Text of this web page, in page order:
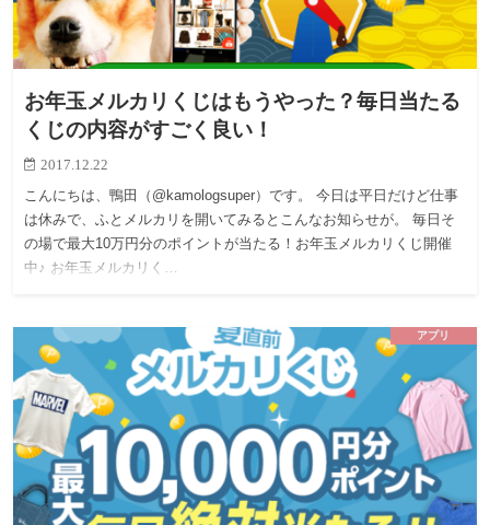
お年玉メルカリくじはもうやった？毎日当たる
くじの内容がすごく良い！
2017.12.22
こんにちは、鴨田（@kamologsuper）です。 今日は平日だけど仕事
は休みで、ふとメルカリを開いてみるとこんなお知らせが。 毎日そ
の場で最大10万円分のポイントが当たる！お年玉メルカリくじ開催
中♪ お年玉メルカリく…
アプリ